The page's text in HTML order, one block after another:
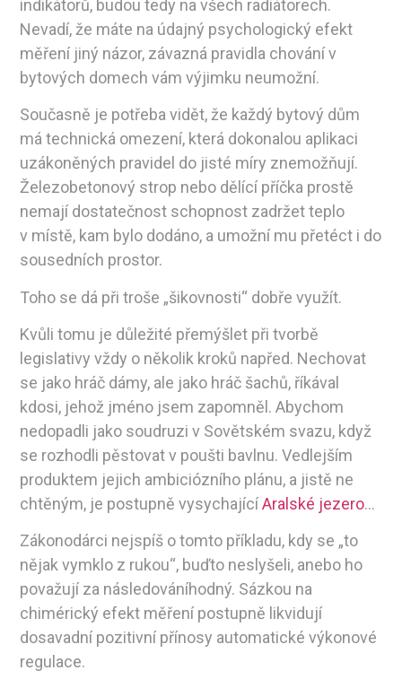
indikátorů, budou tedy na všech radiátorech.
Nevadí, že máte na údajný psychologický efekt
měření jiný názor, závazná pravidla chování v
bytových domech vám výjimku neumožní.
Současně je potřeba vidět, že každý bytový dům
má technická omezení, která dokonalou aplikaci
uzákoněných pravidel do jisté míry znemožňují.
Železobetonový strop nebo dělící příčka prostě
nemají dostatečnost schopnost zadržet teplo
v místě, kam bylo dodáno, a umožní mu přetéct i do
sousedních prostor.
Toho se dá při troše „šikovnosti“ dobře využít.
Kvůli tomu je důležité přemýšlet při tvorbě
legislativy vždy o několik kroků napřed. Nechovat
se jako hráč dámy, ale jako hráč šachů, říkával
kdosi, jehož jméno jsem zapomněl. Abychom
nedopadli jako soudruzi v Sovětském svazu, když
se rozhodli pěstovat v poušti bavlnu. Vedlejším
produktem jejich ambiciózního plánu, a jistě ne
chtěným, je postupně vysychajícíAralské jezero…
Zákonodárci nejspíš o tomto příkladu, kdy se „to
nějak vymklo z rukou“, buďto neslyšeli, anebo ho
považují za následováníhodný. Sázkou na
chimérický efekt měření postupně likvidují
dosavadní pozitivní přínosy automatické výkonové
regulace.